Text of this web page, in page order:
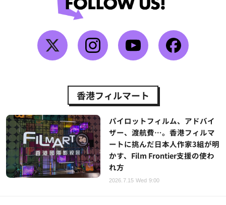
香港フィルマート
パイロットフィルム、アドバイ
ザー、渡航費…。香港フィルマ
ートに挑んだ日本人作家3組が明
かす、Film Frontier支援の使わ
れ方
2026.7.15 Wed 9:00